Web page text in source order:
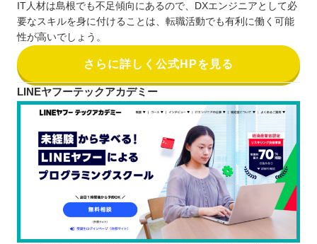
IT人材は島根でも不足傾向にあるので、DXエンジニアとして必
要なスキルを身に付けることは、転職活動でも有利に働く可能
性が高いでしょう。
さらに詳しく公式HPを見る
LINEヤフーテックアカデミー